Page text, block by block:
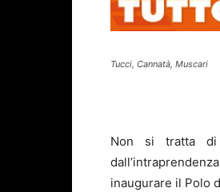
Tucci, Cannatà, Muscari
Non si tratta di
inaugurare il Polo